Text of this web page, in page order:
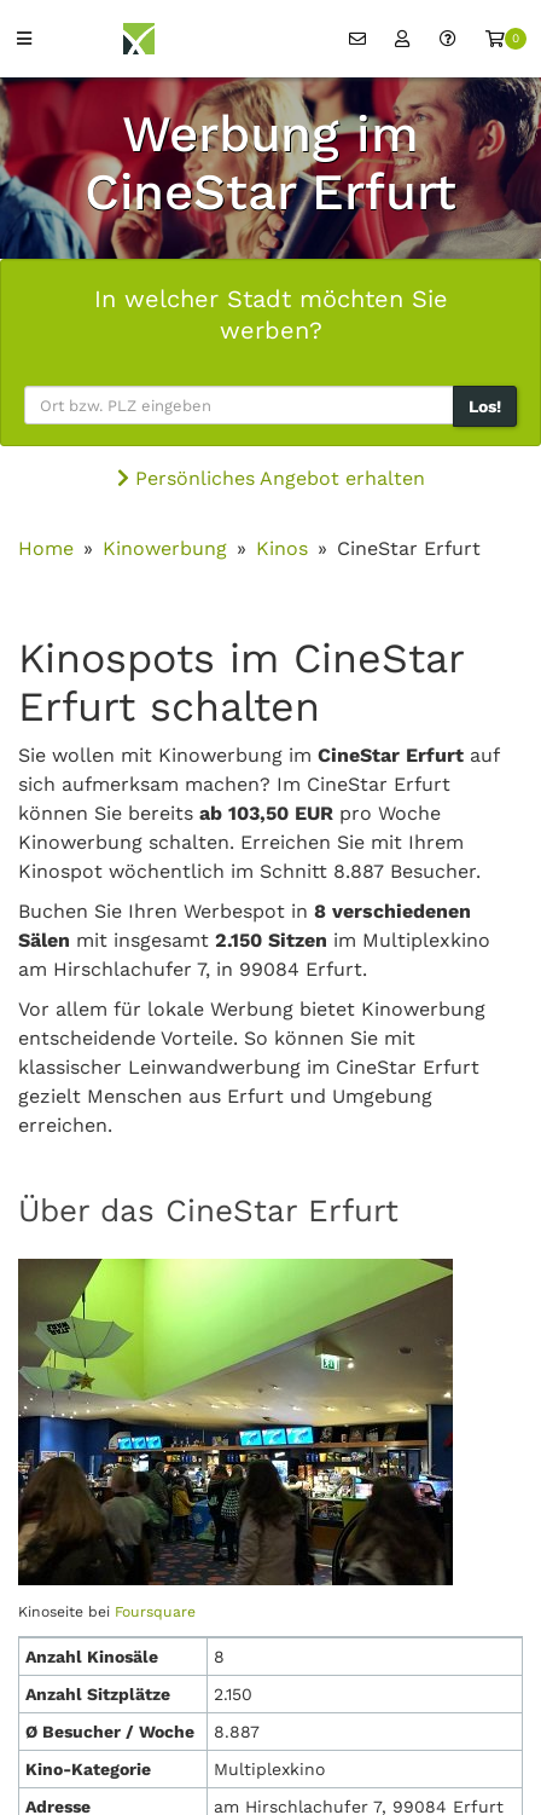
0
Werbung im
CineStar Erfurt
In welcher Stadt möchten Sie
werben?
Los!
Persönliches Angebot erhalten
Home Kinowerbung Kinos CineStar Erfurt
Kinospots im CineStar
Erfurt schalten
Sie wollen mit Kinowerbung im CineStar Erfurt auf
sich aufmerksam machen? Im CineStar Erfurt
können Sie bereits ab 103,50 EUR pro Woche
Kinowerbung schalten. Erreichen Sie mit Ihrem
Kinospot wöchentlich im Schnitt 8.887 Besucher.
Buchen Sie Ihren Werbespot in 8 verschiedenen
Sälen mit insgesamt 2.150 Sitzen im Multiplexkino
am Hirschlachufer 7, in 99084 Erfurt.
Vor allem für lokale Werbung bietet Kinowerbung
entscheidende Vorteile. So können Sie mit
klassischer Leinwandwerbung im CineStar Erfurt
gezielt Menschen aus Erfurt und Umgebung
erreichen.
Über das CineStar Erfurt
Kinoseite bei Foursquare
Anzahl Kinosäle
8
Anzahl Sitzplätze
2.150
Ø Besucher / Woche
8.887
Kino-Kategorie
Multiplexkino
Adresse
am Hirschlachufer 7, 99084 Erfurt